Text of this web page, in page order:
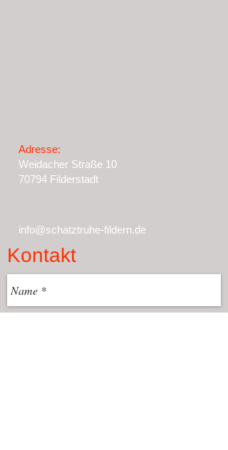
Adresse:
Weidacher Straße 10
70794 Filderstadt
info@schatztruhe-fildern.de
Kontakt